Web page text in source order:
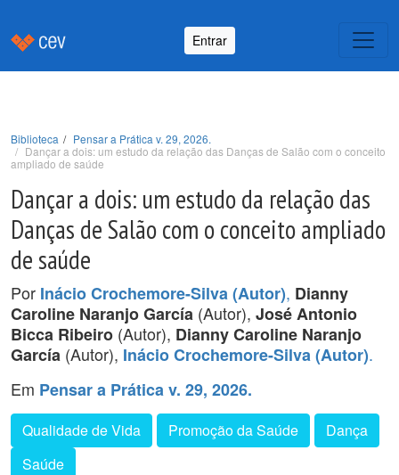
Entrar
Biblioteca
Pensar a Prática v. 29, 2026.
Dançar a dois: um estudo da relação das Danças de Salão com o conceito
ampliado de saúde
Dançar a dois: um estudo da relação das
Danças de Salão com o conceito ampliado
de saúde
Por Inácio Crochemore-Silva (Autor), Dianny
Caroline Naranjo García (Autor), José Antonio
Bicca Ribeiro (Autor), Dianny Caroline Naranjo
García (Autor), Inácio Crochemore-Silva (Autor).
Em Pensar a Prática v. 29, 2026.
Qualidade de Vida Promoção da Saúde
Dança
Saúde